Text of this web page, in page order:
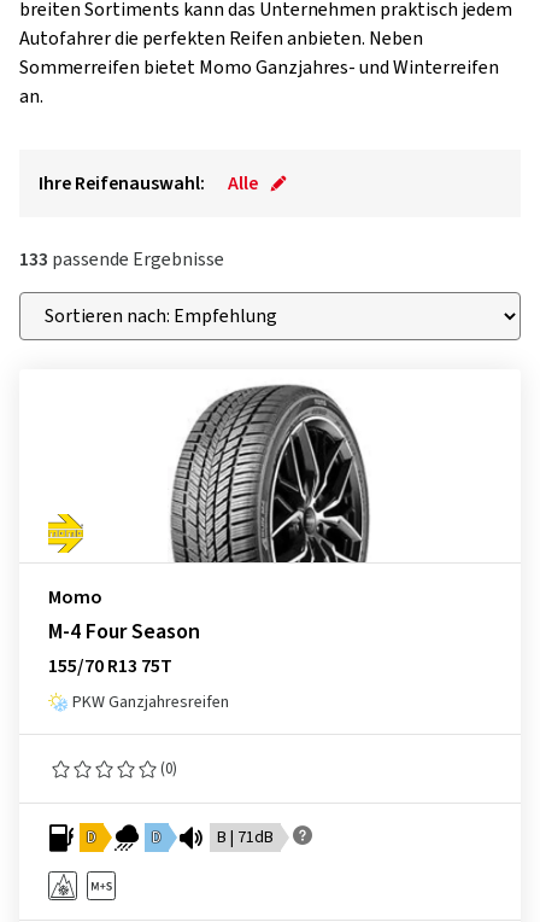
breiten Sortiments kann das Unternehmen praktisch jedem
Autofahrer die perfekten Reifen anbieten. Neben
Sommerreifen bietet Momo Ganzjahres- und Winterreifen
an.
Ihre Reifenauswahl: Alle
133 passende Ergebnisse
Momo
M-4 Four Season
155/70 R13 75T
PKW Ganzjahresreifen
(0)
D D B | 71dB